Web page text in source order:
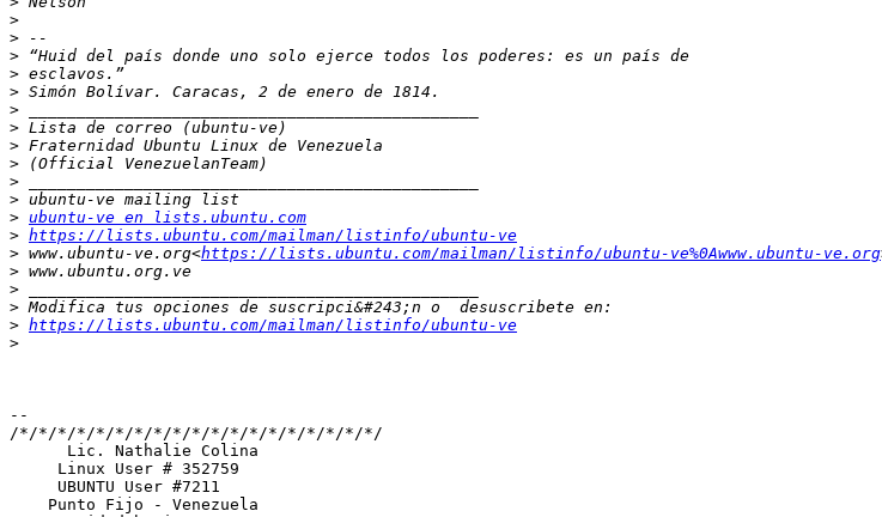
>
>
>
>
>
>
>
>
>
>
>
> ubuntu-ve en lists.ubuntu.com
> https://lists.ubuntu.com/mailman/listinfo/ubuntu-ve
> www.ubuntu-ve.org<https://lists.ubuntu.com/mailman/listinfo/ubuntu-ve%0Awww.ubuntu-ve.org
>
>
>
> https://lists.ubuntu.com/mailman/listinfo/ubuntu-ve
>
--
/*/*/*/*/*/*/*/*/*/*/*/*/*/*/*/*/*/*/*/
      Lic. Nathalie Colina
     Linux User # 352759
     UBUNTU User #7211
    Punto Fijo - Venezuela